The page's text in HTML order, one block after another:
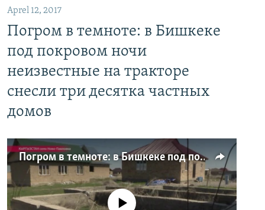
Aprel 12, 2017
Погром в темноте: в Бишкеке
под покровом ночи
неизвестные на тракторе
снесли три десятка частных
домов
Погром в темноте: в Бишкеке под покровом ночи неизвестные на тракторе снесли три десятка частных домов
No media source currently available